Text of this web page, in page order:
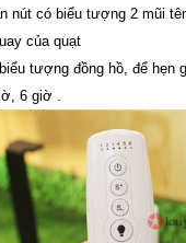
nút có biểu tượng 2 mũi
của quạt
tượng đồng hồ, để hẹn
6 giờ .